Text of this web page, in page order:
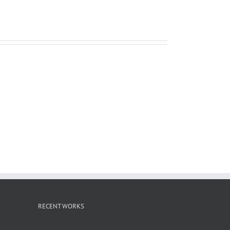
RECENT WORKS